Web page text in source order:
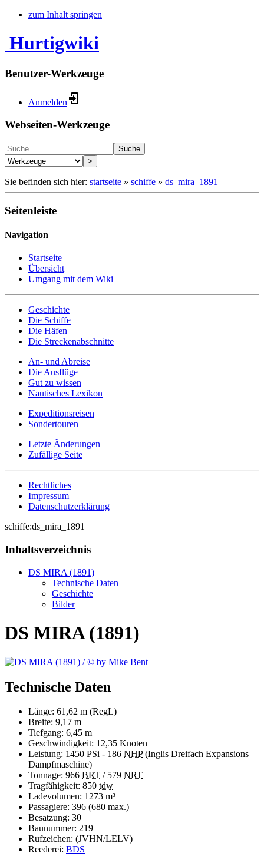
zum Inhalt springen
Hurtigwiki
Benutzer-Werkzeuge
Anmelden
Webseiten-Werkzeuge
Suche
>
Sie befinden sich hier: startseite » schiffe » ds_mira_1891
Seitenleiste
Navigation
Startseite
Übersicht
Umgang mit dem Wiki
Geschichte
Die Schiffe
Die Häfen
Die Streckenabschnitte
An- und Abreise
Die Ausflüge
Gut zu wissen
Nautisches Lexikon
Expeditionsreisen
Sondertouren
Letzte Änderungen
Zufällige Seite
Rechtliches
Impressum
Datenschutzerklärung
schiffe:ds_mira_1891
Inhaltsverzeichnis
DS MIRA (1891)
Technische Daten
Geschichte
Bilder
DS MIRA (1891)
Technische Daten
Länge: 61,62 m (RegL)
Breite: 9,17 m
Tiefgang: 6,45 m
Geschwindigkeit: 12,35 Knoten
Leistung: 1450 PSi - 186 NHP(Inglis Dreifach Expansions
Dampfmaschine)
Tonnage: 966 BRT / 579 NRT
Tragfähigkeit: 850 tdw
Ladevolumen: 1273 m³
Passagiere: 396 (680 max.)
Besatzung: 30
Baunummer: 219
Rufzeichen: (JVHN/LELV)
Reederei: BDS